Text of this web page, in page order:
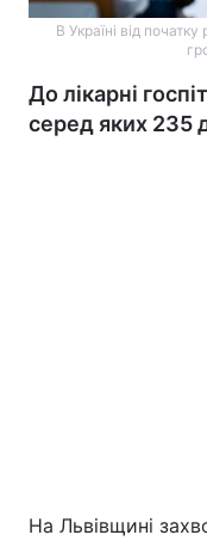
В Україні від
До лікарні
серед яких 235
На Львівщині